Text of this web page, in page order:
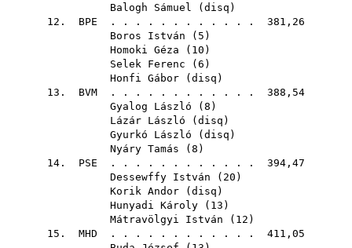
Balogh Sámuel ( disq )
12. BPE . . . . . . . . . . . . 381,26
Boros István ( 5 )
Homoki Géza ( 10 )
Selek Ferenc ( 6 )
Honfi Gábor ( disq )
13. BVM . . . . . . . . . . . . 388,54
Gyalog László ( 8 )
Lázár László ( disq )
Gyurkó László ( disq )
Nyáry Tamás ( 8 )
14. PSE . . . . . . . . . . . . 394,47
Dessewffy István ( 20 )
Korik Andor ( disq )
Hunyadi Károly ( 13 )
Mátravölgyi István ( 12 )
15. MHD . . . . . . . . . . . . 411,05